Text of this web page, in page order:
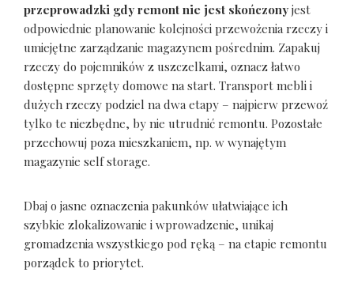
przeprowadzki gdy remont nie jest skończony jest
odpowiednie planowanie kolejności przewożenia rzeczy i
umiejętne zarządzanie magazynem pośrednim. Zapakuj
rzeczy do pojemników z uszczelkami, oznacz łatwo
dostępne sprzęty domowe na start. Transport mebli i
dużych rzeczy podziel na dwa etapy – najpierw przewoź
tylko te niezbędne, by nie utrudnić remontu. Pozostałe
przechowuj poza mieszkaniem, np. w wynajętym
magazynie self storage.
Dbaj o jasne oznaczenia pakunków ułatwiające ich
szybkie zlokalizowanie i wprowadzenie, unikaj
gromadzenia wszystkiego pod ręką – na etapie remontu
porządek to priorytet.